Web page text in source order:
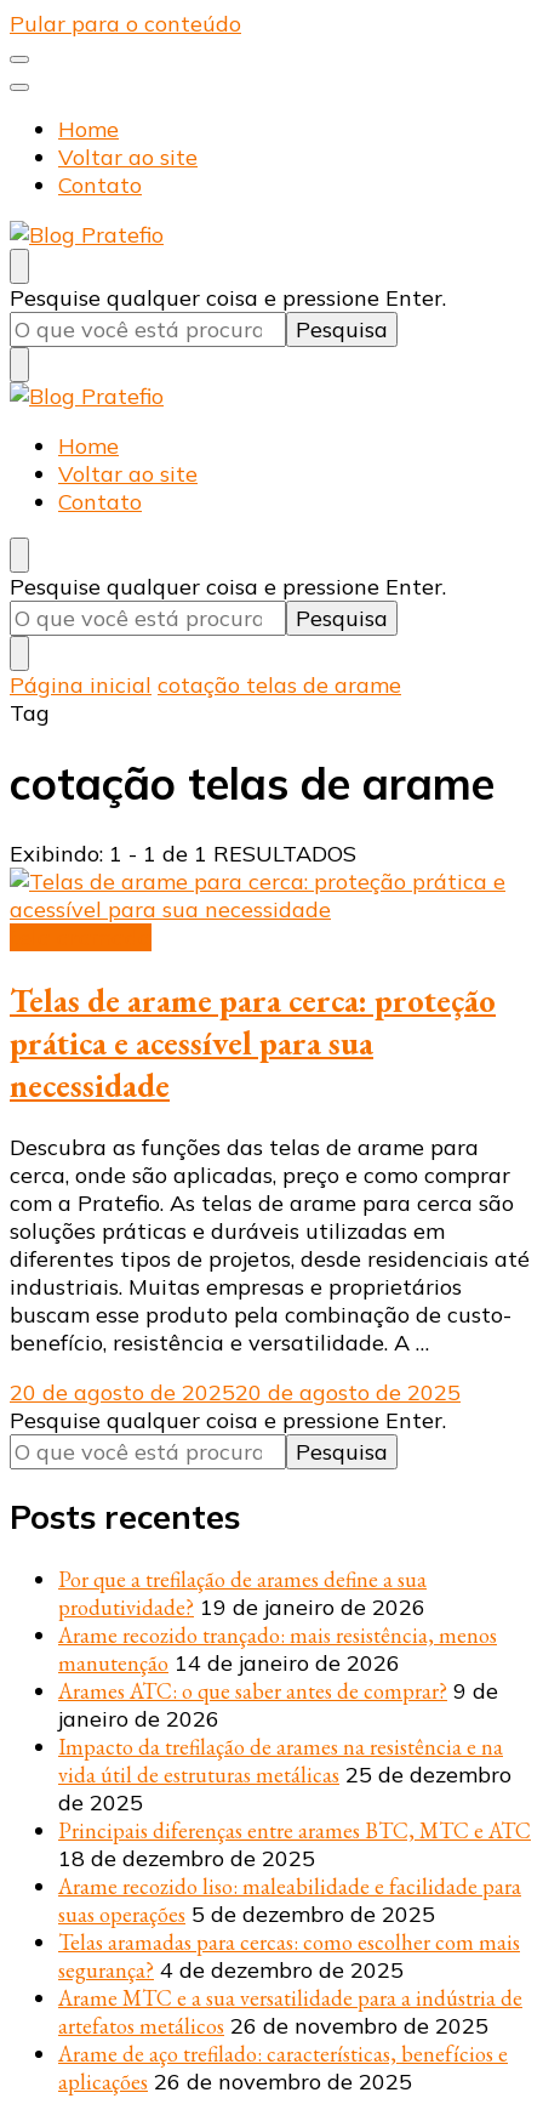
Pular para o conteúdo
Home
Voltar ao site
Contato
Blog Pratefio
Arames e Telas de Qualidade
Procurando
algo?
Pesquise qualquer coisa e pressione Enter.
Blog Pratefio
Arames e Telas de Qualidade
Home
Voltar ao site
Contato
Procurando
algo?
Pesquise qualquer coisa e pressione Enter.
Página inicial cotação telas de arame
Tag
cotação telas de arame
Exibindo: 1 - 1 de 1 RESULTADOS
Telas de arame para cerca: proteção
prática e acessível para sua
necessidade
Descubra as funções das telas de arame para
cerca, onde são aplicadas, preço e como comprar
com a Pratefio. As telas de arame para cerca são
soluções práticas e duráveis utilizadas em
diferentes tipos de projetos, desde residenciais até
industriais. Muitas empresas e proprietários
buscam esse produto pela combinação de custo-
benefício, resistência e versatilidade. A …
20 de agosto de 202520 de agosto de 2025
Procurando
algo?
Pesquise qualquer coisa e pressione Enter.
Posts recentes
Por que a trefilação de arames define a sua
produtividade? 19 de janeiro de 2026
Arame recozido trançado: mais resistência, menos
manutenção 14 de janeiro de 2026
Arames ATC: o que saber antes de comprar? 9 de
janeiro de 2026
Impacto da trefilação de arames na resistência e na
vida útil de estruturas metálicas 25 de dezembro
de 2025
Principais diferenças entre arames BTC, MTC e ATC
18 de dezembro de 2025
Arame recozido liso: maleabilidade e facilidade para
suas operações 5 de dezembro de 2025
Telas aramadas para cercas: como escolher com mais
segurança? 4 de dezembro de 2025
Arame MTC e a sua versatilidade para a indústria de
artefatos metálicos 26 de novembro de 2025
Arame de aço trefilado: características, benefícios e
aplicações 26 de novembro de 2025